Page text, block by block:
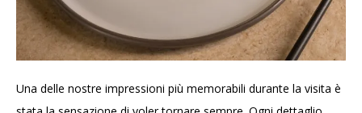
Una delle nostre impressioni più memorabili durante la visita è